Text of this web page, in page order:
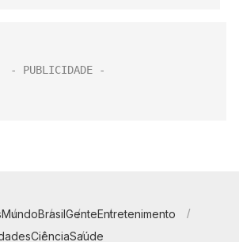
MundoBrasilGenteEntretenimento
CiênciaSaúde